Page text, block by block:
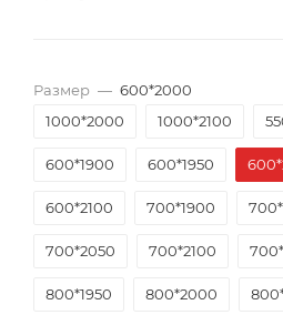
Размер — 600*2000
1000*2000
1000*2100
600*1900 600*1950
600*2100 700*1900
700*2050 700*2100
800*1950 800*2000